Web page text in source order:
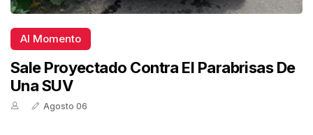
Al Momento
Sale Proyectado Contra El Parabrisas De
Una SUV
Agosto 06